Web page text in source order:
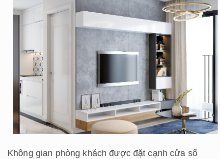
Không gian phòng khách được đặt cạnh cửa số